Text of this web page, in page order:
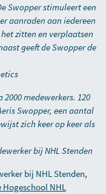
Swopper stimuleert een
aanraden aan iedereen
zitten en verplaatsen
geeft de Swopper de
medewerkers. 120
Swopper, een aantal
zich keer op keer als
bij NHL Stenden
bij NHL Stenden,
NHL